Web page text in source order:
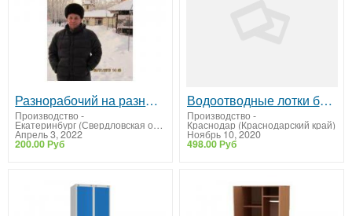
Разнорабочий на разные работы
Производство -
Екатеринбург (Свердловская область)
Апрель 3, 2022
200.00 Руб
Водоотводные лотки бетонные пластиковые
Производство -
Краснодар (Краснодарский край)
Ноябрь 10, 2020
498.00 Руб